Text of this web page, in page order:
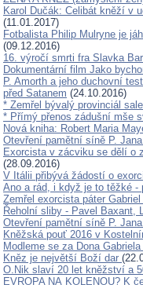
Karol Dučák: Celibát kněží v
(11.01.2017)
Fotbalista Philip Mulryne je
(09.12.2016)
16. výročí smrti fra Slavka
Dokumentární film Jako
P. Amorth a jeho duchovní
před Satanem (24.10.2016)
* Zemřel bývalý provinciál
* Přímý přenos zádušní mše
Nová kniha: Robert Maria
Otevření pamětní síně P.
Exorcista v zácviku se dělí o
(28.09.2016)
V Itálii přibývá žádostí o
Ano a rád, i když je to těžké -
Zemřel exorcista páter Gabriel
Řeholní sliby - Pavel Baxant,
Otevření pamětní síně P.
Kněžská pouť 2016 v
Modleme se za Dona
Kněz je největší Boží dar
O.Nik slaví 20 let kněžství a
EVROPA NA KOLENOU? K